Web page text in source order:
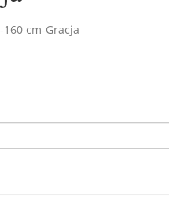
160 cm-Gracja